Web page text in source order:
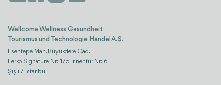
Wellcome Wellness Gesundheit
Tourismus und Technologie Handel A.Ş.
Esentepe Mah. Büyükdere Cad.
Ferko Signature Nr: 175 Innentür Nr: 6
Şişli / Istanbul